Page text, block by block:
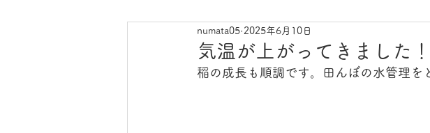
気温が上がってきました
numata05 2025年6月10日
稲の成長も順調です。田んぼの水管理を